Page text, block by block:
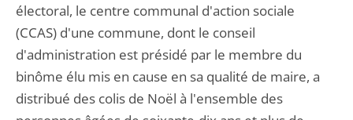
électoral, le centre communal d'action sociale
(CCAS) d'une commune, dont le conseil
d'administration est présidé par le membre du
binôme élu mis en cause en sa qualité de maire, a
distribué des colis de Noël à l'ensemble des